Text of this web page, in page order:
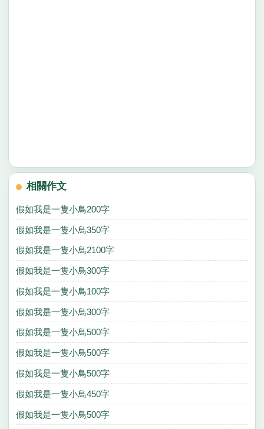
相關作文
假如我是一隻小鳥200字
假如我是一隻小鳥350字
假如我是一隻小鳥2100字
假如我是一隻小鳥300字
假如我是一隻小鳥100字
假如我是一隻小鳥300字
假如我是一隻小鳥500字
假如我是一隻小鳥500字
假如我是一隻小鳥500字
假如我是一隻小鳥450字
假如我是一隻小鳥500字